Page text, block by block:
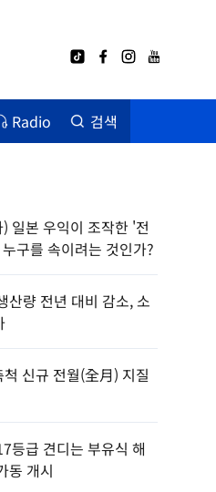
Radio 검색
일본 우익이 조작한 '전
구를 속이려는 것인가?
산량 전년 대비 감소, 소
신규 전월(全月) 지질
등급 견디는 부유식 해
동 개시